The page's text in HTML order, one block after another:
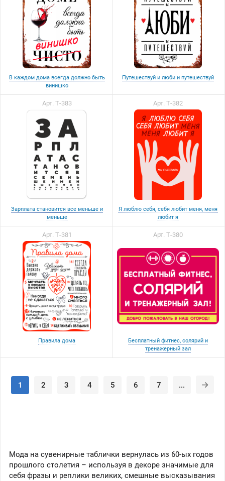
В каждом дома всегда должно быть
винишко
Путешествуй и люби и путешествуй
Арт. Т-383
Зарплата становится все меньше и
меньше
Арт. Т-382
Я люблю себя, себя любит меня, меня
любит я
Арт. Т-381
Правила дома
Арт. Т-380
Бесплатный фитнес, солярий и
тренажерный зал
1 2 3 4 5 6 7 ...
Мода на сувенирные таблички вернулась из 60-ых годов
прошлого столетия – используя в декоре значимые для
себя фразы и реплики великих, смешные высказывания